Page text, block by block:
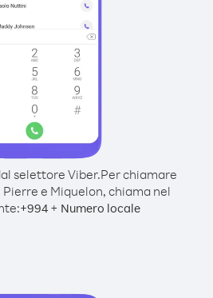
selettore Viber.Per chiamare
e Miquelon, chiama nel
+994 + Numero locale